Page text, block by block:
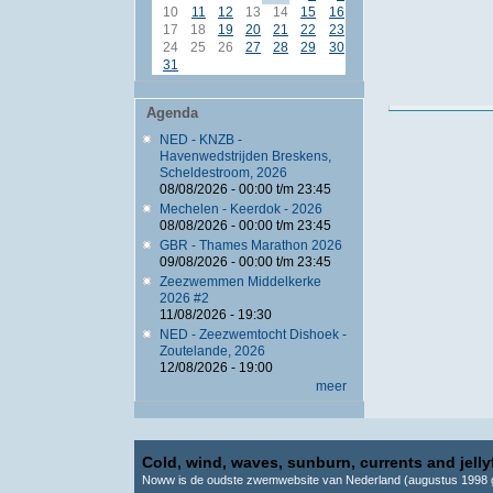
10
11 12 13 14 15
16
17
18 19 20 21 22
23
24
25 26 27 28 29
30
31
Agenda
NED - KNZB -
Havenwedstrijden Breskens,
Scheldestroom, 2026
08/08/2026 - 00:00t/m 23:45
Mechelen - Keerdok - 2026
08/08/2026 - 00:00t/m 23:45
GBR - Thames Marathon 2026
09/08/2026 - 00:00t/m 23:45
Zeezwemmen Middelkerke
2026 #2
11/08/2026 - 19:30
NED - Zeezwemtocht Dishoek -
Zoutelande, 2026
12/08/2026 - 19:00
meer
Cold, wind, waves, sunburn, currents and
Noww is de oudste zwemwebsite van Nederland (augustus 1998